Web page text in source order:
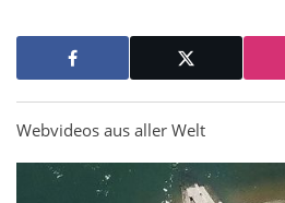
Webvideos aus aller Welt